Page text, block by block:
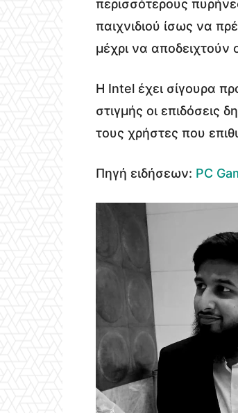
περισσότερους
παιχνιδιού ίσως να
μέχρι να αποδειχτούν
Η Intel έχει σίγουρα
στιγμής οι επιδόσεις
τους χρήστες που
Πηγή ειδήσεων: PC